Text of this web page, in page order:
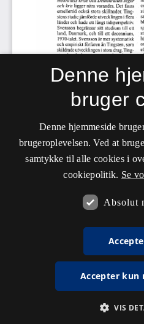
Denne
bruger
Denne hjemmeside
brugeroplevelsen. Ved at
samtykke til alle cookies i
cookiepolitik. Se
Absolut
Accepter kun
VIS